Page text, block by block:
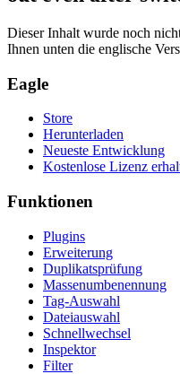
Dieser Inhalt wurde noch
Ihnen unten die englische
Eagle
Store
Herunterladen
Neueste Entwicklung
Kostenlose Lizenz
Funktionen
Plugins
Erweiterung
Duplikatsprüfung
Massenumbenennung
Tag-Auswahl
Dateiauswahl
Schnellwechsel
Inspektor
Filter